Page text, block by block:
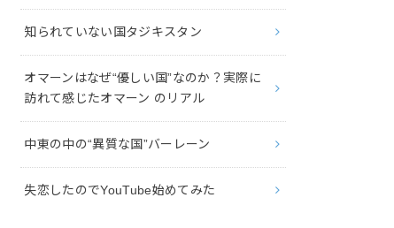
知られていない国タジキスタン
オマーンはなぜ“優しい国”なのか？実際に
訪れて感じたオマーン のリアル
中東の中の“異質な国”バーレーン
失恋したのでYouTube始めてみた